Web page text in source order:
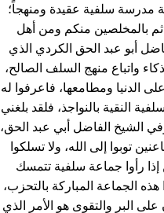
مدرسة سلفية عقيدة ومنهجاً؛
ثم بالمخلصين منكم ومن أهل
أبو عبد الحق الكردي الذي
واتباع منهج السلف الصالح،
الدنيا ومطامعها، فاعرفوا له
النقية بالنواجذ، فلقد بلغني
الشيخ الفاضل أبي عبد الحق،
توبوا إلى الله، ولا تسلكوا
إذا رأوا جماعة سلفية تتمسك
الجماعة المباركة بالتحزب،
البر والتقوى هو الأمر الذي